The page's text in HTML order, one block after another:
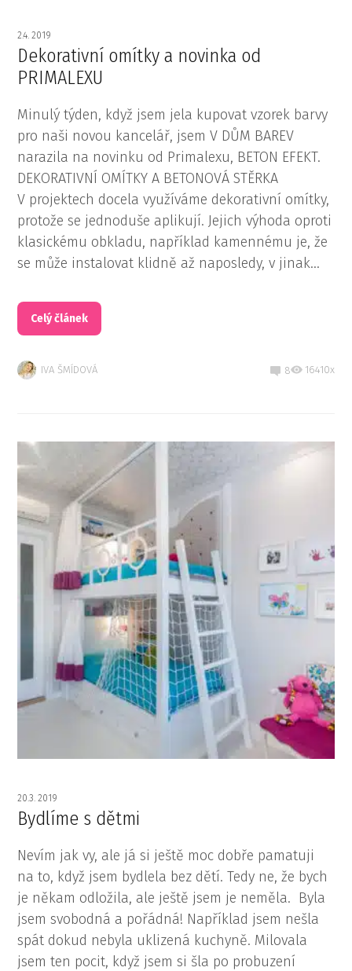
2.4. 2019
Dekorativní omítky a novinka od
PRIMALEXU
Minulý týden, když jsem jela kupovat vzorek barvy
pro naši novou kancelář, jsem V DŮM BAREV
narazila na novinku od Primalexu, BETON EFEKT.
DEKORATIVNÍ OMÍTKY A BETONOVÁ STĚRKA
V projektech docela využíváme dekorativní omítky,
protože se jednoduše aplikují. Jejich výhoda oproti
klasickému obkladu, například kamennému je, že
se může instalovat klidně až naposledy, v jinak...
Celý článek
IVA ŠMÍDOVÁ 8 16410x
20.3. 2019
Bydlíme s dětmi
Nevím jak vy, ale já si ještě moc dobře pamatuji
na to, když jsem bydlela bez dětí. Tedy ne, že bych
je někam odložila, ale ještě jsem je neměla. Byla
jsem svobodná a pořádná! Například jsem nešla
spát dokud nebyla uklizená kuchyně. Milovala
jsem ten pocit, když jsem si šla po probuzení